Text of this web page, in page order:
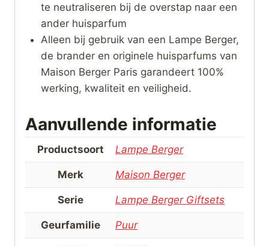
te neutraliseren bij de overstap naar een
ander huisparfum
Alleen bij gebruik van een Lampe Berger,
de brander en originele huisparfums van
Maison Berger Paris garandeert 100%
werking, kwaliteit en veiligheid.
Aanvullende informatie
Productsoort Lampe Berger
Merk Maison Berger
Serie Lampe Berger Giftsets
Geurfamilie Puur